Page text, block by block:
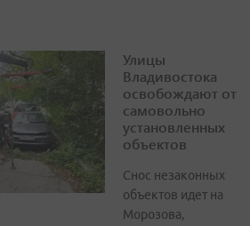
Улицы
Владивостока
освобождают от
самовольно
установленных
объектов
Снос незаконных
объектов идет на
Морозова,